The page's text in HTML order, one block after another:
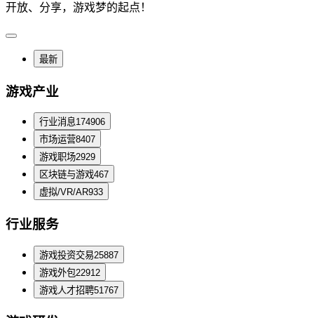
开放、分享，游戏梦的起点！
最新
游戏产业
行业消息174906
市场运营8407
游戏职场2929
区块链与游戏467
虚拟/VR/AR933
行业服务
游戏投资交易25887
游戏外包22912
游戏人才招聘51767